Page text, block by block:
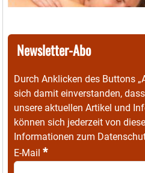
Newsletter-Abo
Durch Anklicken des Buttons
sich damit einverstanden,
unsere aktuellen Artikel und
können sich jederzeit von
Informationen zum
E-Mail *